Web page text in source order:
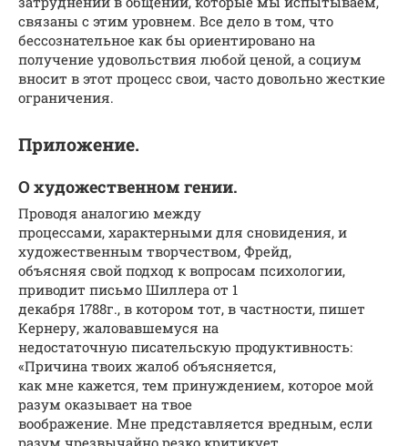
связаны с этим уровнем. Все дело в том, что
бессознательное как бы ориентировано на
получение удовольствия любой ценой, а социум
вносит в этот процесс свои, часто довольно жесткие
ограничения.
Приложение.
О художественном гении.
Проводя аналогию между
процессами, характерными для сновидения, и
художественным творчеством, Фрейд,
объясняя свой подход к вопросам психологии,
приводит письмо Шиллера от 1
декабря 1788г., в котором тот, в частности, пишет
Кернеру, жаловавшемуся на
недостаточную писательскую продуктивность:
«Причина твоих жалоб объясняется,
как мне кажется, тем принуждением, которое мой
разум оказывает на твое
воображение. Мне представляется вредным, если
разум чрезвычайно резко критикует